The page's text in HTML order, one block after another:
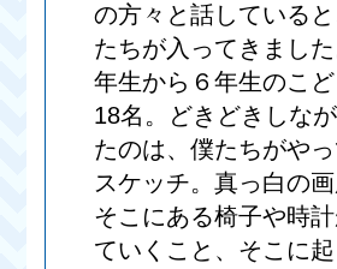
の方々と話している
たちが入ってきまし
年生から６年生のこ
18名。どきどきしな
たのは、僕たちがや
スケッチ。真っ白の画
そこにある椅子や時
ていくこと、そこに